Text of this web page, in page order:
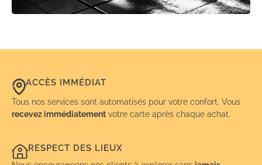
ACCÈS IMMÉDIAT
Tous nos services sont automatisés pour votre confort. Vous
recevez immédiatement votre carte après chaque achat.
RESPECT DES LIEUX